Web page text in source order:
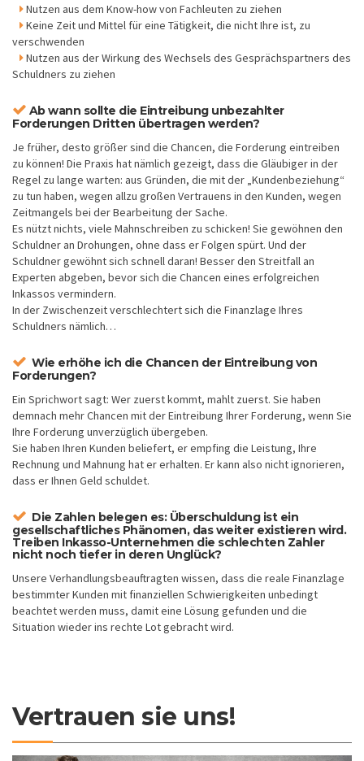
Nutzen aus dem Know-how von Fachleuten zu ziehen
Keine Zeit und Mittel für eine Tätigkeit, die nicht Ihre ist, zu
verschwenden
Nutzen aus der Wirkung des Wechsels des Gesprächspartners des
Schuldners zu ziehen
Ab wann sollte die Eintreibung unbezahlter
Forderungen Dritten übertragen werden?
Je früher, desto größer sind die Chancen, die Forderung eintreiben
zu können! Die Praxis hat nämlich gezeigt, dass die Gläubiger in der
Regel zu lange warten: aus Gründen, die mit der „Kundenbeziehung“
zu tun haben, wegen allzu großen Vertrauens in den Kunden, wegen
Zeitmangels bei der Bearbeitung der Sache.
Es nützt nichts, viele Mahnschreiben zu schicken! Sie gewöhnen den
Schuldner an Drohungen, ohne dass er Folgen spürt. Und der
Schuldner gewöhnt sich schnell daran! Besser den Streitfall an
Experten abgeben, bevor sich die Chancen eines erfolgreichen
Inkassos vermindern.
In der Zwischenzeit verschlechtert sich die Finanzlage Ihres
Schuldners nämlich…
Wie erhöhe ich die Chancen der Eintreibung von
Forderungen?
Ein Sprichwort sagt: Wer zuerst kommt, mahlt zuerst. Sie haben
demnach mehr Chancen mit der Eintreibung Ihrer Forderung, wenn Sie
Ihre Forderung unverzüglich übergeben.
Sie haben Ihren Kunden beliefert, er empfing die Leistung, Ihre
Rechnung und Mahnung hat er erhalten. Er kann also nicht ignorieren,
dass er Ihnen Geld schuldet.
Die Zahlen belegen es: Überschuldung ist ein
gesellschaftliches Phänomen, das weiter existieren wird.
Treiben Inkasso-Unternehmen die schlechten Zahler
nicht noch tiefer in deren Unglück?
Unsere Verhandlungsbeauftragten wissen, dass die reale Finanzlage
bestimmter Kunden mit finanziellen Schwierigkeiten unbedingt
beachtet werden muss, damit eine Lösung gefunden und die
Situation wieder ins rechte Lot gebracht wird.
Vertrauen sie uns!